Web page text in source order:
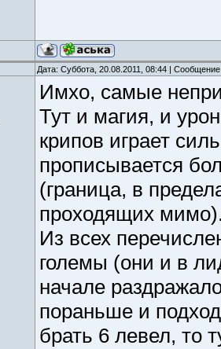
Дата: Суббота, 20.08.2011, 08:44 |
Имхо, самые
Тут и магия, и
крипов играет
прописывается
(граница, в
проходящих
Из всех
големы (они и в
начале
пораньше и
брать 6 левел, то